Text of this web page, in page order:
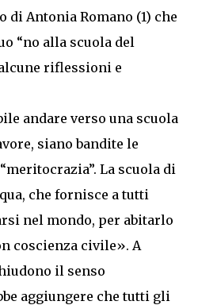
Antonia Romano (1) che
“no alla scuola del
riflessioni e
andare verso una scuola
siano bandite le
La scuola di
che fornisce a tutti
nel mondo, per abitarlo
coscienza civile». A
il senso
aggiungere che tutti gli